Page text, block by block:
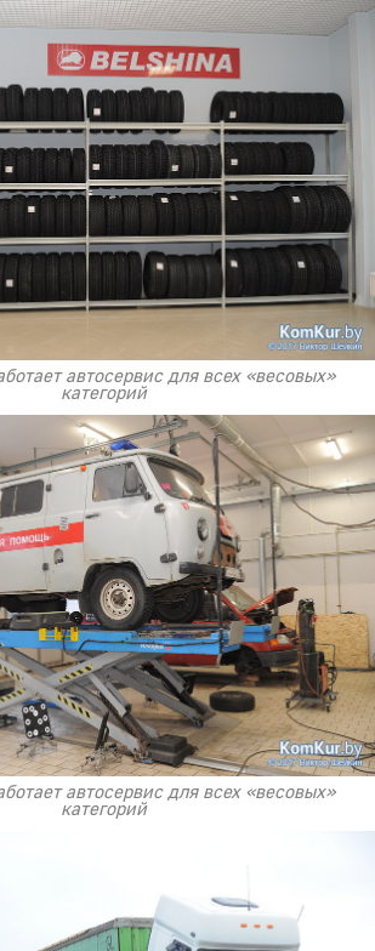
автосервис для всех «весовых»
категорий
автосервис для всех «весовых»
категорий